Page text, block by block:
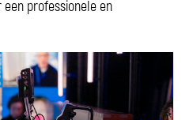
professionele en